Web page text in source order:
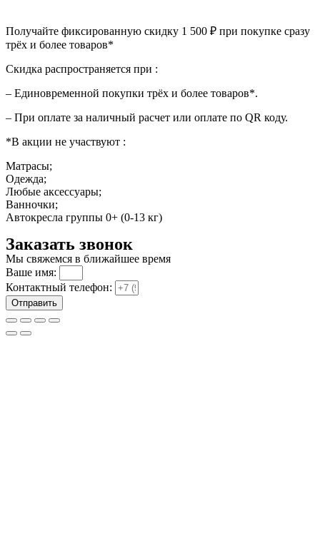
Получайте фиксированную скидку 1 500 ₽ при покупке сразу
трёх и более товаров*
Скидка распространяется при :
– Единовременной покупки трёх и более товаров*.
– При оплате за наличный расчет или оплате по QR коду.
*В акции не участвуют :
Матрасы;
Одежда;
Любые аксессуары;
Ванночки;
Автокресла группы 0+ (0-13 кг)
Заказать звонок
Мы свяжемся в ближайшее время
Ваше имя:
Контактный телефон:
Отправить